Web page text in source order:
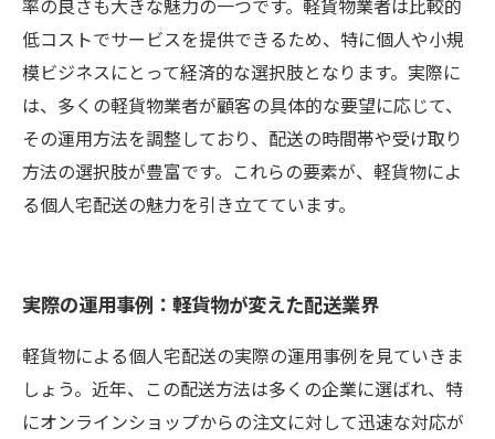
率の良さも大きな魅力の一つです。軽貨物業者は比較的
低コストでサービスを提供できるため、特に個人や小規
模ビジネスにとって経済的な選択肢となります。実際に
は、多くの軽貨物業者が顧客の具体的な要望に応じて、
その運用方法を調整しており、配送の時間帯や受け取り
方法の選択肢が豊富です。これらの要素が、軽貨物によ
る個人宅配送の魅力を引き立てています。
実際の運用事例：軽貨物が変えた配送業界
軽貨物による個人宅配送の実際の運用事例を見ていきま
しょう。近年、この配送方法は多くの企業に選ばれ、特
にオンラインショップからの注文に対して迅速な対応が